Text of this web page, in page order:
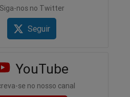
Siga-nos no Twitter
Seguir
YouTube
se no nosso canal